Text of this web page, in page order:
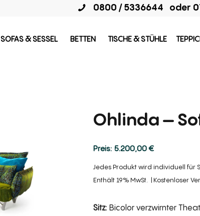
0800 / 5336644 oder
SOFAS & SESSEL BETTEN TISCHE & STÜHLE
Ohlinda –
5.200,00€
Jedes Produkt wird individuell für
Enthält 19% MwSt.
Kostenloser
Sitz: Bicolor verzwirnter